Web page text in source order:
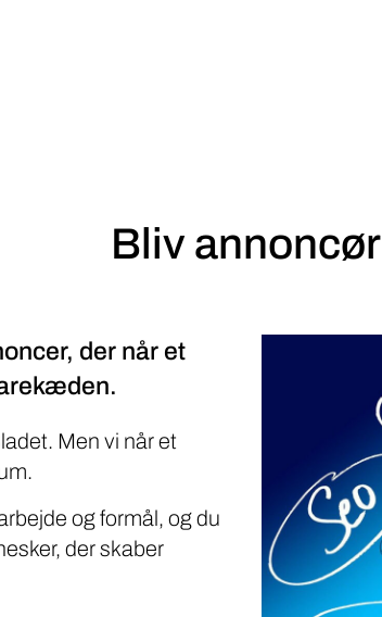
Bliv annoncør
der når et
Men vi når et
og formål, og du
der skaber